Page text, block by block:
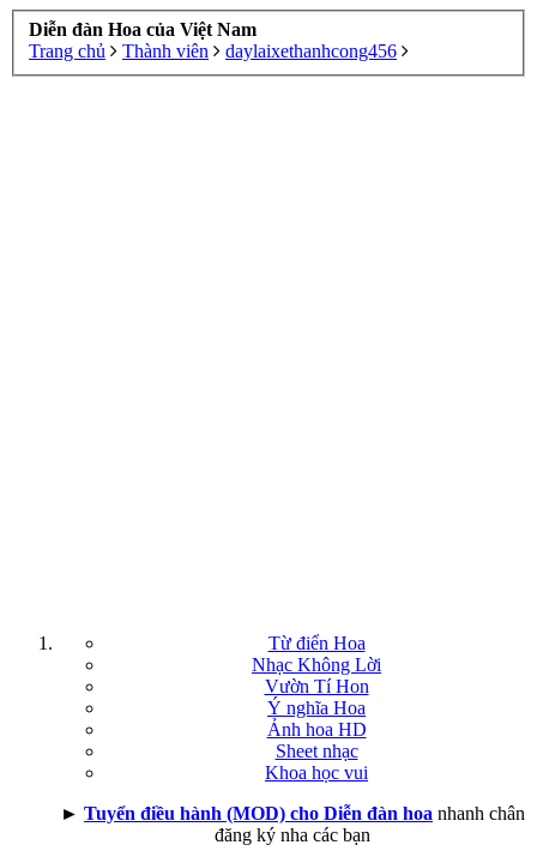
Diễn đàn Hoa của Việt Nam
Trang chủ
Thành viên daylaixethanhcong456
Từ điển Hoa
Nhạc Không Lời
Vườn Tí Hon
Ý nghĩa Hoa
Ảnh hoa HD
Sheet nhạc
Khoa học vui
► Tuyển điều hành (MOD) cho Diễn đàn hoa nhanh chân
đăng ký nha các bạn